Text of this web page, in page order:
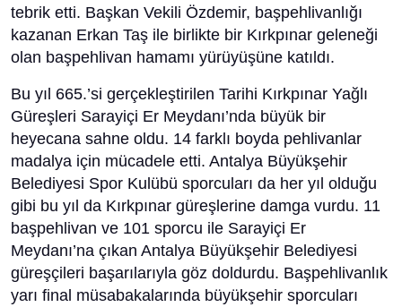
tebrik etti. Başkan Vekili Özdemir, başpehlivanlığı
kazanan Erkan Taş ile birlikte bir Kırkpınar geleneği
olan başpehlivan hamamı yürüyüşüne katıldı.
Bu yıl 665.’si gerçekleştirilen Tarihi Kırkpınar Yağlı
Güreşleri Sarayiçi Er Meydanı’nda büyük bir
heyecana sahne oldu. 14 farklı boyda pehlivanlar
madalya için mücadele etti. Antalya Büyükşehir
Belediyesi Spor Kulübü sporcuları da her yıl olduğu
gibi bu yıl da Kırkpınar güreşlerine damga vurdu. 11
başpehlivan ve 101 sporcu ile Sarayiçi Er
Meydanı’na çıkan Antalya Büyükşehir Belediyesi
güreşçileri başarılarıyla göz doldurdu. Başpehlivanlık
yarı final müsabakalarında büyükşehir sporcuları